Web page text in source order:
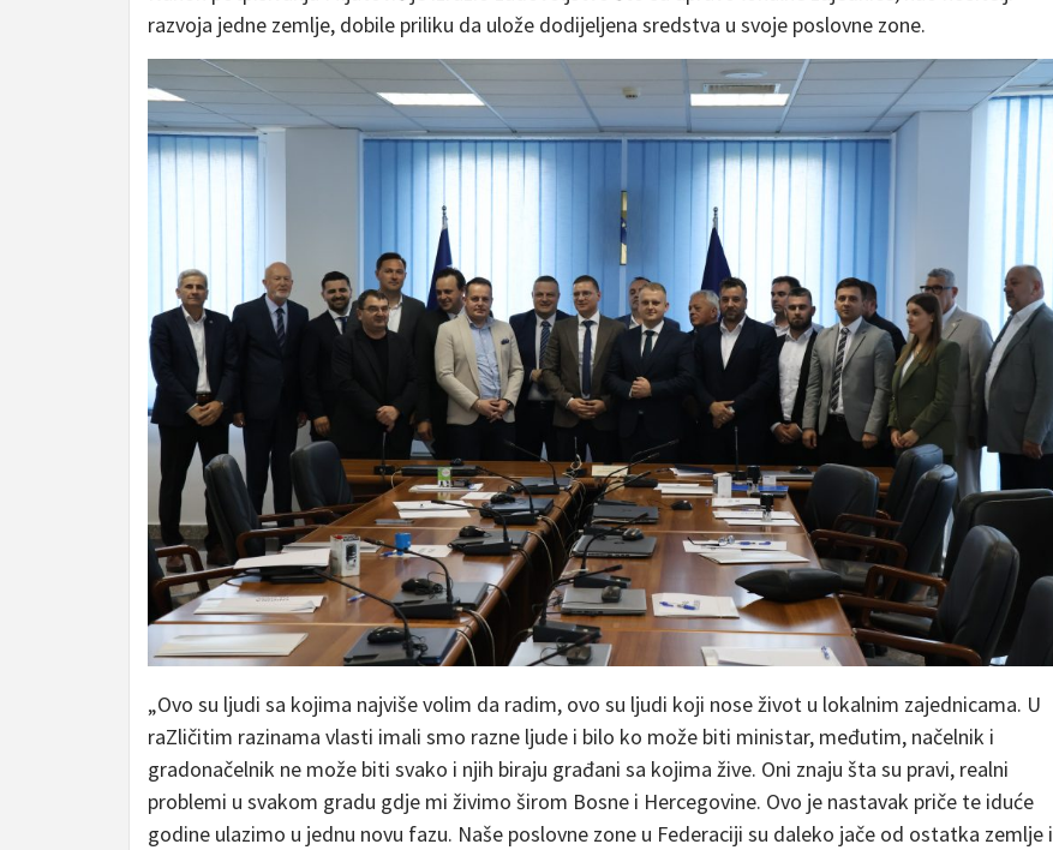
razvoja jedne zemlje, dobile priliku da ulože dodijeljena sredstva u svoje poslovne zone.
„Ovo su ljudi sa kojima najviše volim da radim, ovo su ljudi koji nose život u lokalnim zajednicama. U
raZličitim razinama vlasti imali smo razne ljude i bilo ko može biti ministar, međutim, načelnik i
gradonačelnik ne može biti svako i njih biraju građani sa kojima žive. Oni znaju šta su pravi, realni
problemi u svakom gradu gdje mi živimo širom Bosne i Hercegovine. Ovo je nastavak priče te iduće
godine ulazimo u jednu novu fazu. Naše poslovne zone u Federaciji su daleko jače od ostatka zemlje i